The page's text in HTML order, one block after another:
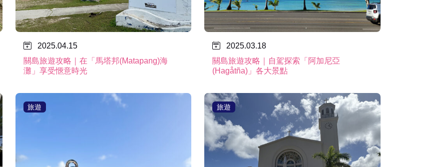
2025.04.15
關島旅遊攻略｜在「馬塔邦(Matapang)海
灘」享受愜意時光
2025.03.18
關島旅遊攻略｜自駕探索「阿加尼亞
(Hagåtña)」各大景點
旅遊 旅遊